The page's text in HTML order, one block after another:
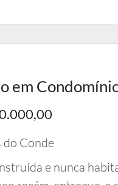
em
Conde
e nunca